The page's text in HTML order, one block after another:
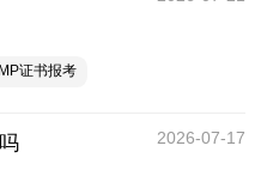
证书报考
2026-07-17